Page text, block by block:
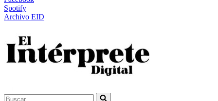
Spotify
Archivo EID
Buscar...